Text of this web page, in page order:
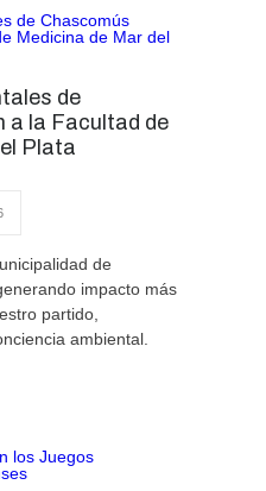
de
a la Facultad de
Plata
de
impacto más
partido,
ambiental.